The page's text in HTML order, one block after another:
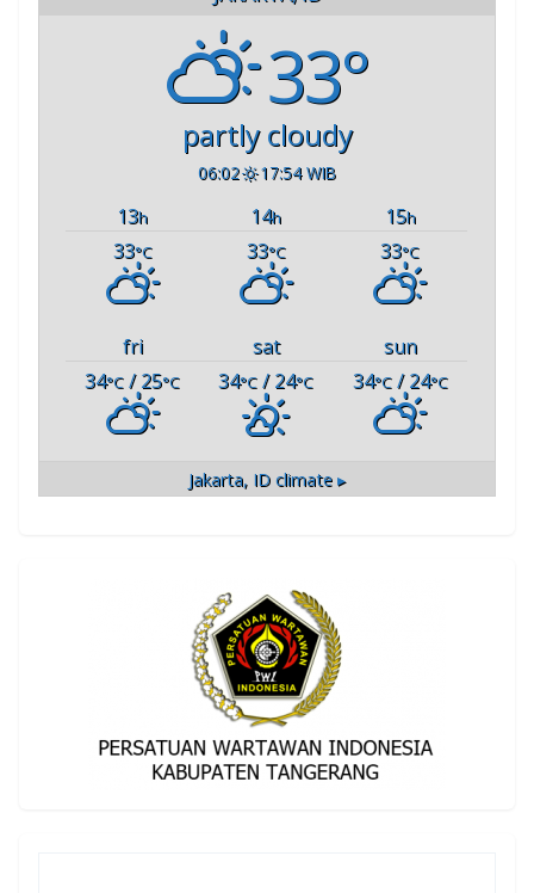
33°
partly cloudy
06:02 17:54 WIB
13h 14h 15h
33°C 33°C 33°C
fri sat
sun
34°C / 25°C 34°C / 24°C 34°C/ 24°C
Jakarta, ID climate ▸